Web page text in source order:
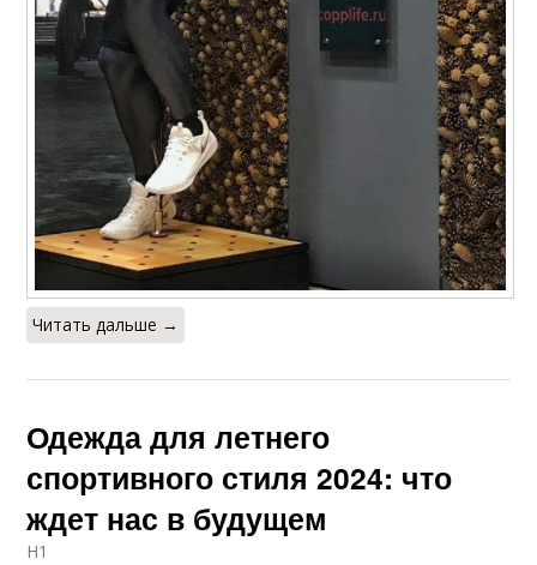
Читать дальше →
Одежда для летнего
спортивного стиля 2024: что
ждет нас в будущем
H1